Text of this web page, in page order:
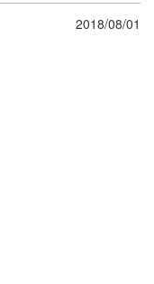
2018/08/01